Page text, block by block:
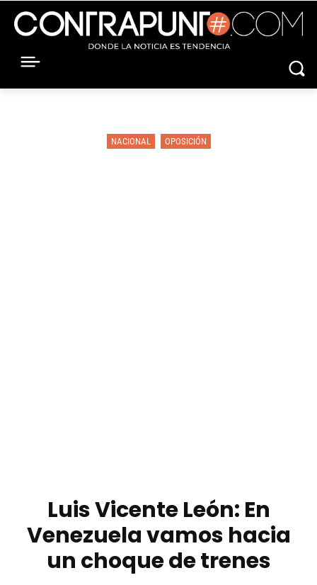
NACIONAL OPOSICIÓN
Luis Vicente León: En
Venezuela vamos hacia
un choque de trenes